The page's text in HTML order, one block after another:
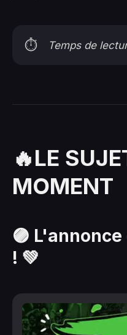
⏱️ Temps de
🔥LE
MOMENT
🟣
! 💚